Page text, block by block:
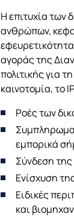
Η επιτυχία των
ανθρώπων,
αγοράς της
πολιτικής για
καινοτομία, το
Ροές των
εμπορικά
Σύνδεση της
Ενίσχυση
Ειδικές
και